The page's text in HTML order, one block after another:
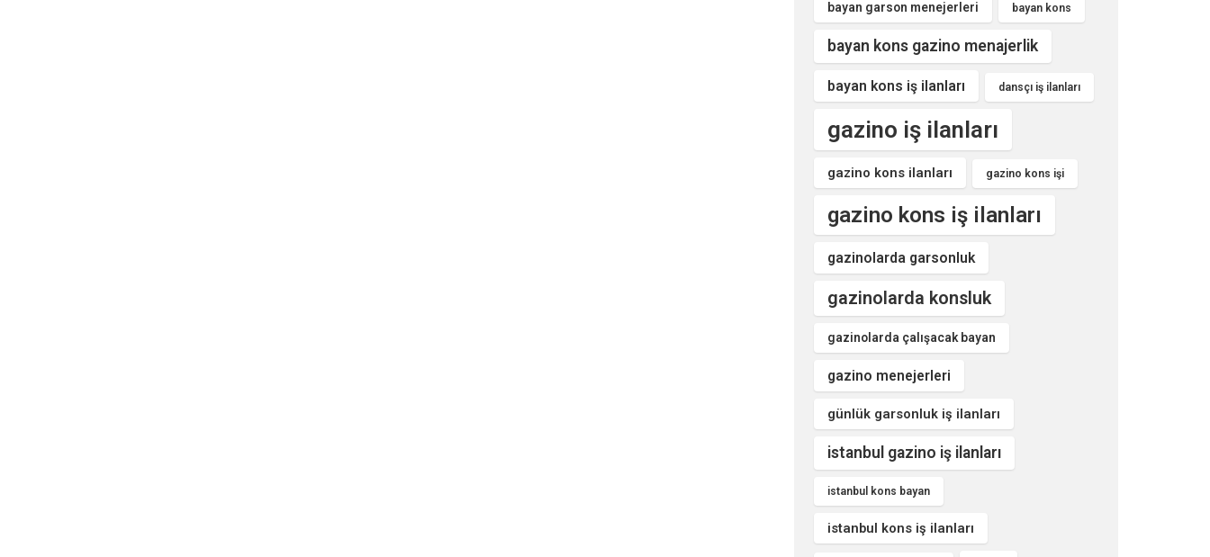
bayan garson menejerleri bayan kons
bayan kons gazino menajerlik
bayan kons iş ilanları dansçı iş ilanları
gazino iş ilanları
gazino kons ilanları gazino kons işi
gazino kons iş ilanları
gazinolarda garsonluk
gazinolarda konsluk
gazinolarda çalışacak bayan
gazino menejerleri
günlük garsonluk iş ilanları
istanbul gazino iş ilanları
istanbul kons bayan
istanbul kons iş ilanları